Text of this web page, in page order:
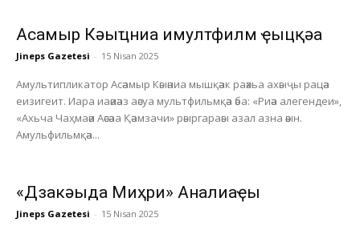
Асҭамыр Кәыҵниа имултфилм ҿыцқәа
Jineps Gazetesi - 15 Nisan 2025
Амультипликатор Асәамыр Кәыәниа мышқәак раәхьа ахәыҷы рацәа
еизигеит. Иара иаәиәаз аәсуа мультфильмқәа әба: «Риәа алегендеи»,
«Ахьча Чаҳмаәи Аәсәаа Қәамзачи» рәыргараәы азал азна әәын.
Амульфильмқәа...
«Дзакәыда Миҳри» Анҭалиаҿы
Jineps Gazetesi - 15 Nisan 2025